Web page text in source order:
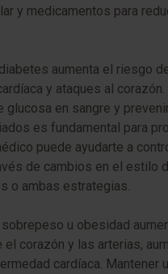
y medicamentos para
aumenta el riesgo
y ataques al corazón.
glucosa en sangre y
es fundamental para
puede ayudarte a
de cambios en el estilo
o ambas estrategias.
u obesidad
corazón y las arterias,
cardíaca. Mantener